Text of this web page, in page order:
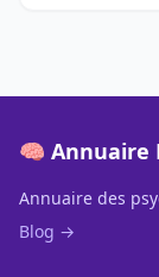
🧠 Annuaire
Annuaire des
Blog →